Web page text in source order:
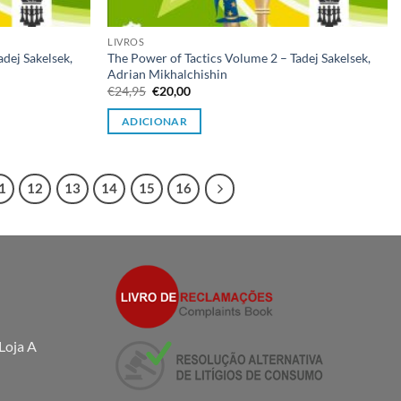
Sakelsek,
LIVROS
The Power of Tactics Volume 2 – Tadej Sakelsek,
Adrian Mikhalchishin
€24,95 O
preço
original
era:
€20,00O
atual
ADICIONAR
12 13 14 15 16
A